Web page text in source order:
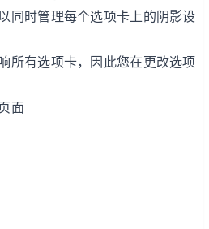
同时管理每个选项卡上的阴影设
所有选项卡，因此您在更改选项
面